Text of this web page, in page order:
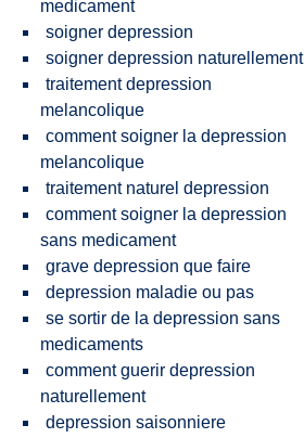
medicament
soigner depression
soigner depression naturellement
traitement depression
melancolique
comment soigner la depression
melancolique
traitement naturel depression
comment soigner la depression
sans medicament
grave depression que faire
depression maladie ou pas
se sortir de la depression sans
medicaments
comment guerir depression
naturellement
depression saisonniere